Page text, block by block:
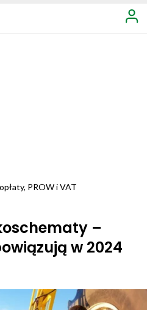
PROW i VAT
–
w 2024